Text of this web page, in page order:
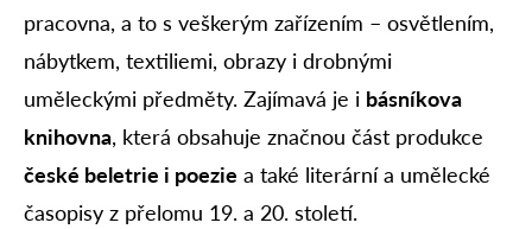
pracovna, a to s veškerým zařízením – osvětlením,
nábytkem, textiliemi, obrazy i drobnými
uměleckými předměty. Zajímavá je i básníkova
knihovna, která obsahuje značnou část produkce
české beletrie i poezie a také literární a umělecké
časopisy z přelomu 19. a 20. století.